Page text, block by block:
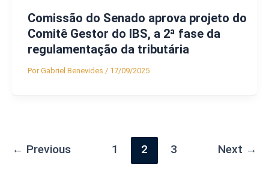
Comissão do Senado aprova projeto do
Comitê Gestor do IBS, a 2ª fase da
regulamentação da tributária
PorGabriel Benevides / 17/09/2025
← Previous 1 2 3 Next →